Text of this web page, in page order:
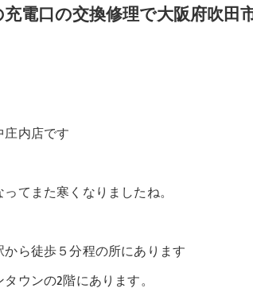
充電口の交換修理で大阪府吹
内店です
てまた寒くなりましたね。
ら徒歩５分程の所にあります
ウンの2階にあります。